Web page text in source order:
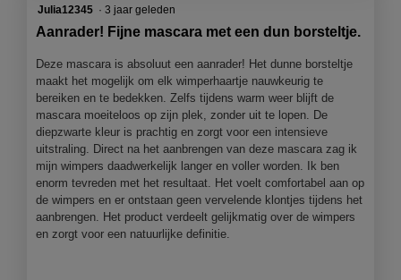
o
o
v
e
n
s
t
e
r
.
4
van
sterren.
Julia12345 · 3 jaar geleden
Aanrader! Fijne mascara met een dun borsteltje.
Deze mascara is absoluut een aanrader! Het dunne borsteltje
maakt het mogelijk om elk wimperhaartje nauwkeurig te
bereiken en te bedekken. Zelfs tijdens warm weer blijft de
mascara moeiteloos op zijn plek, zonder uit te lopen. De
diepzwarte kleur is prachtig en zorgt voor een intensieve
uitstraling. Direct na het aanbrengen van deze mascara zag ik
mijn wimpers daadwerkelijk langer en voller worden. Ik ben
enorm tevreden met het resultaat. Het voelt comfortabel aan op
de wimpers en er ontstaan geen vervelende klontjes tijdens het
aanbrengen. Het product verdeelt gelijkmatig over de wimpers
en zorgt voor een natuurlijke definitie.